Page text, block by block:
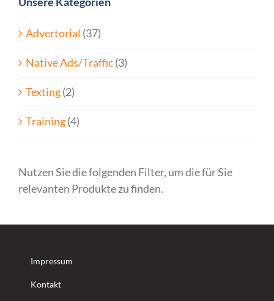
Advertorial (37)
Native Ads/Traffic(3)
Texting(2)
Training(4)
Nutzen Sie die folgenden Filter, um die für Sie
relevanten Produkte zu finden.
Impressum
Kontakt